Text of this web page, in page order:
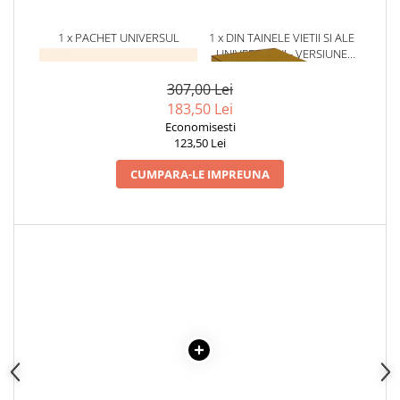
1 x PACHET UNIVERSUL
COMPLICAT - 2 TITLURI
1 x DIN TAINELE VIETII SI ALE
UNIVERSULUI - VERSIUNE
VOLUMELE I-III. CUTIE DE
COLECTIE -SCARLAT
307,00 Lei
183,50 Lei
Economisesti
123,50 Lei
CUMPARA-LE IMPREUNA